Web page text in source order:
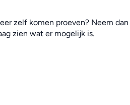
zelf komen proeven? Neem
zien wat er mogelijk is.